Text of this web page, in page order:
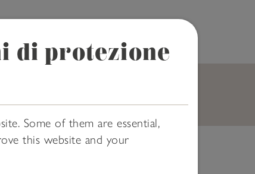
di protezione
Some of them are essential,
this website and your